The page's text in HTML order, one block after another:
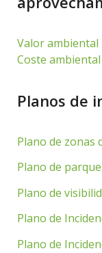
Valor ambiental
Coste ambiental
Planos de
Plano de zonas
Plano de
Plano de
Plano de
Plano de